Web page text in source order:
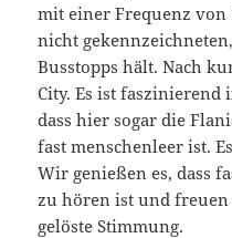
mit einer Frequenz
nicht
Busstopps hält. Nach
City. Es ist faszinierend
dass hier sogar die
fast menschenleer ist.
Wir genießen es, dass
zu hören ist und
gelöste Stimmung.